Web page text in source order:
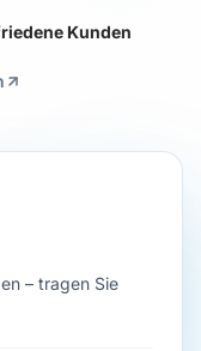
Kunden
– tragen Sie